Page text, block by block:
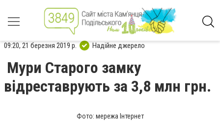
09:20, 21 березня 2019 р. Надійне джерело
Мури Старого замку
відреставрують за 3,8 млн грн.
Фото: мережа Інтернет